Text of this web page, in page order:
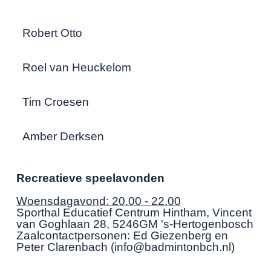
Robert Otto
Roel van Heuckelom
Tim Croesen
Amber Derksen
Recreatieve speelavonden
Woensdagavond: 20.00 - 22.00
Sporthal Educatief Centrum Hintham, Vincent
van Goghlaan 28, 5246GM 's-Hertogenbosch
Zaalcontactpersonen: Ed Giezenberg en
Peter Clarenbach (info@badmintonbch.nl)